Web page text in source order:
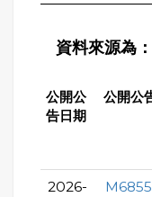
資料來源為
公開公
告日期
公開公
2026-